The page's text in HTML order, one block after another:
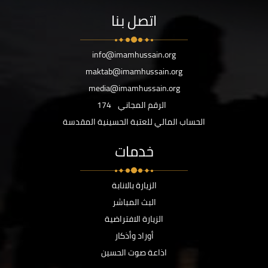
اتصل بنا
info@imamhussain.org
maktab@imamhussain.org
media@imamhussain.org
الرقم المجاني 174
الحساب المالي للعتبة الحسينية المقدسة
خدمات
الزيارة بالانابة
البث المباشر
الزيارة الافتراضية
أوراد وأذكار
اذاعة صوت الحسين